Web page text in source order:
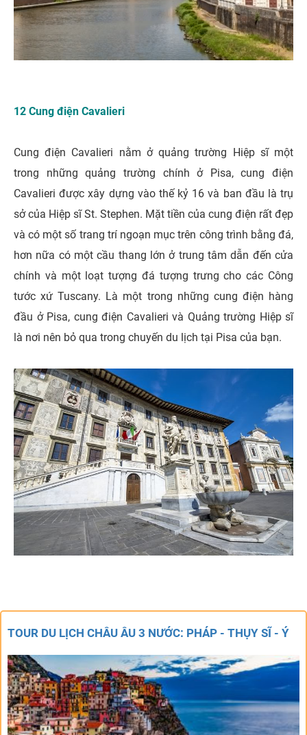
12 Cung điện Cavalieri
Cung điện Cavalieri nằm ở quảng trường Hiệp sĩ một
trong những quảng trường chính ở Pisa, cung điện
Cavalieri được xây dựng vào thế kỷ 16 và ban đầu là trụ
sở của Hiệp sĩ St. Stephen. Mặt tiền của cung điện rất đẹp
và có một số trang trí ngoạn mục trên công trình bằng đá,
hơn nữa có một cầu thang lớn ở trung tâm dẫn đến cửa
chính và một loạt tượng đá tượng trưng cho các Công
tước xứ Tuscany. Là một trong những cung điện hàng
đầu ở Pisa, cung điện Cavalieri và Quảng trường Hiệp sĩ
là nơi nên bỏ qua trong chuyến du lịch tại Pisa của bạn.
TOUR DU LỊCH CHÂU ÂU 3 NƯỚC: PHÁP - THỤY SĨ - Ý